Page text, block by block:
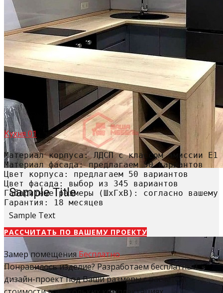
Sample Title
Sample Text
Кухня 01
Материал корпуса: ЛДСП с классом эмиссии Е1
Материал фасада: предлагаем 50 вариантов
Цвет корпуса: предлагаем 50 вариантов
Цвет фасада: выбор из 345 вариантов
Габаритные размеры (ШхГхВ): согласно вашему
Гарантия: 18 месяцев
РАССЧИТАТЬ​ ПО ВАШЕМУ ПРОЕКТУ
Замер помещения Бесплатно
Понравилось изделие? Разработаем бесплатный
дизайн-проект под Ваши размеры с расчетом